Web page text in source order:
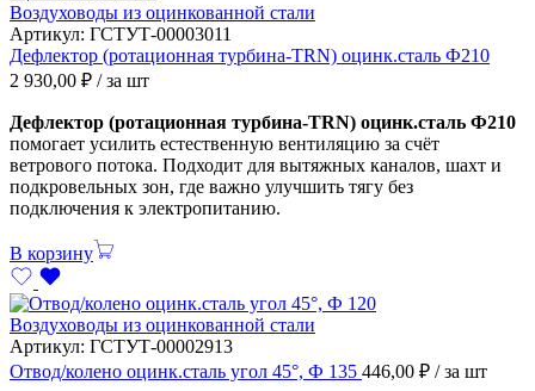
Воздуховоды из оцинкованной стали
Артикул: ГСТУТ-00003011
Дефлектор (ротационная турбина-TRN) оцинк.сталь Ф210
2 930,00 ₽ / за шт
Дефлектор (ротационная турбина-TRN) оцинк.сталь Ф210
помогает усилить естественную вентиляцию за счёт
ветрового потока. Подходит для вытяжных каналов, шахт и
подкровельных зон, где важно улучшить тягу без
подключения к электропитанию.
В корзину
Воздуховоды из оцинкованной стали
Артикул: ГСТУТ-00002913
Отвод/колено оцинк.сталь угол 45°, Ф 135 446,00 ₽ / за шт